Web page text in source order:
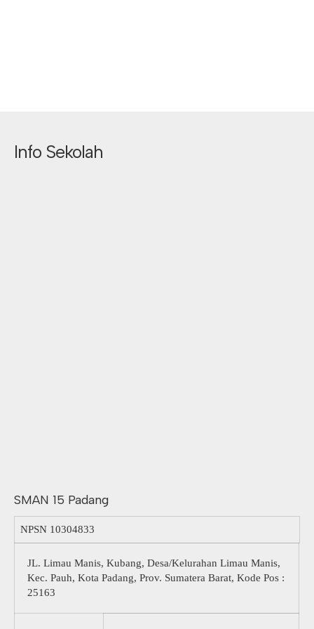
Info Sekolah
SMAN 15 Padang
NPSN 10304833
JL. Limau Manis, Kubang, Desa/Kelurahan Limau Manis,
Kec. Pauh, Kota Padang, Prov. Sumatera Barat, Kode Pos :
25163